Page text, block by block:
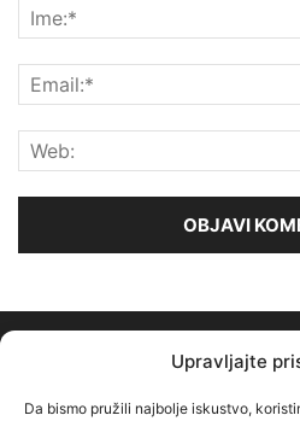
Upravljajte
Da bismo pružili najbolje iskustvo,